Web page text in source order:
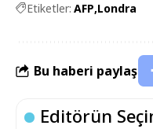
Etiketler: AFP Londra
Bu haberi paylaş
Editörün